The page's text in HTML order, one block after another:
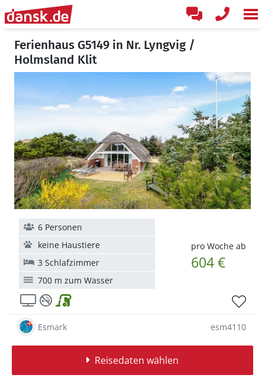
Ferienhaus G5149 in Nr. Lyngvig /
Holmsland Klit
pro Woche ab
604 €
6 Personen
keine Haustiere
3 Schlafzimmer
700 m zum Wasser
Esmark esm4110
Reisedaten wählen